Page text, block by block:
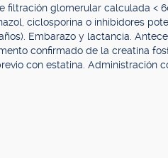
filtración glomerular calculada <
ciclosporina o inhibidores
Embarazo y lactancia.
confirmado de la creatina
con estatina. Administración